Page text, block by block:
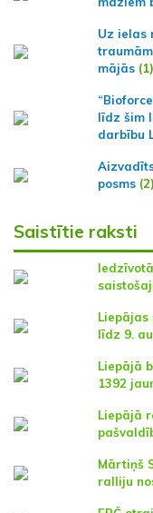
Uz ielas
mājās (1)
līdz šim
darbību
posms (2)
Saistītie raksti
Liepājas
līdz 9.
Liepājā
1392
Liepājā
Mārtiņš
ralliju